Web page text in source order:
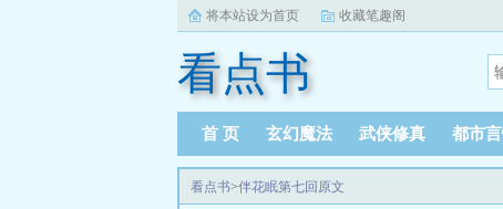
将本站设为首页 收藏笔趣阁
看点书
首 页 玄幻魔法 武侠修真 都市
看点书>伴花眠第七回原文